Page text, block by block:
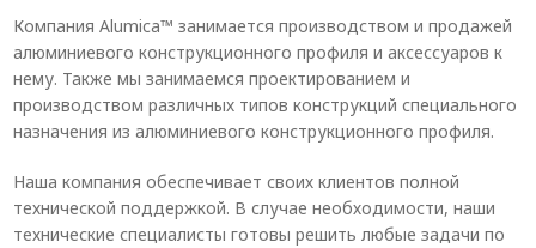
Кабельные короба
Конвейерная фурнитура
Лестничная система
Система линейного перемещения NEW!
Система V-паза NEW!
Компания Alumica™ занимается производством и продажей
алюминиевого конструкционного профиля и аксессуаров к
нему. Также мы занимаемся проектированием и
производством различных типов конструкций специального
назначения из алюминиевого конструкционного профиля.
Наша компания обеспечивает своих клиентов полной
технической поддержкой. В случае необходимости, наши
технические специалисты готовы решить любые задачи по